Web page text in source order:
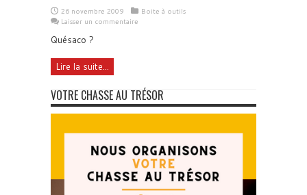
26 novembre 2009
Boite à outils
Laisser un commentaire
Quésaco ?
Lire la suite...
VOTRE CHASSE AU TRÉSOR